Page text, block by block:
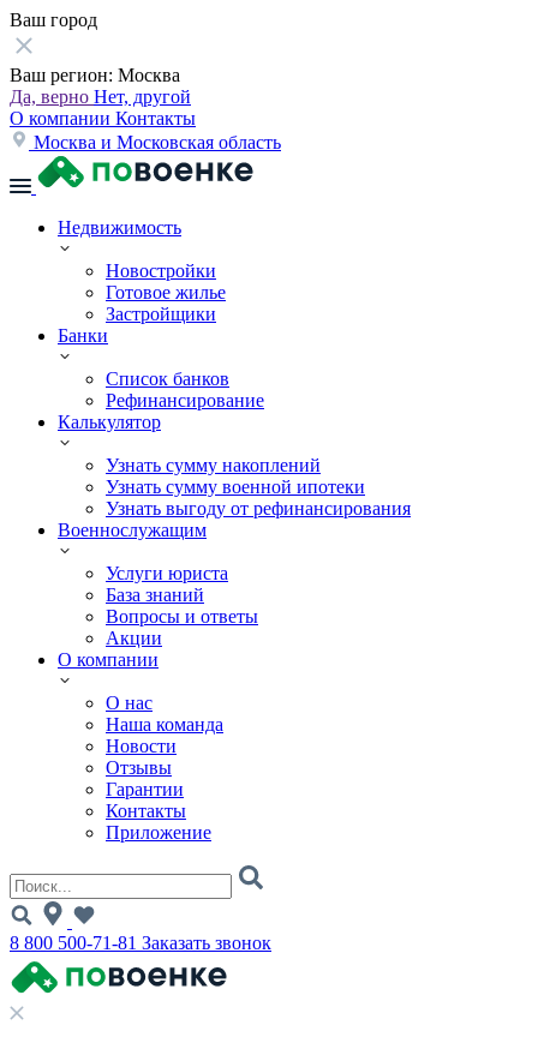
Ваш город
Ваш регион: Москва
Да, верно Нет, другой
О компании Контакты
Москва и Московская область
Недвижимость
Новостройки
Готовое жилье
Застройщики
Банки
Список банков
Рефинансирование
Калькулятор
Узнать сумму накоплений
Узнать сумму военной ипотеки
Узнать выгоду от рефинансирования
Военнослужащим
Услуги юриста
База знаний
Вопросы и ответы
Акции
О компании
О нас
Наша команда
Новости
Отзывы
Гарантии
Контакты
Приложение
8 800 500-71-81 Заказать звонок